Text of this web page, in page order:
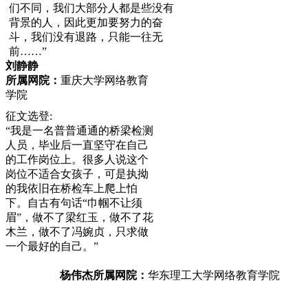
们不同，我们大部分人都是些没有
背景的人，因此更加要努力的奋
斗，我们没有退路，只能一往无
前……”
刘静静
所属网院： 重庆大学网络教育
学院
征文选登:
“我是一名普普通通的桥梁检测
人员，毕业后一直坚守在自己
的工作岗位上。很多人说这个
岗位不适合女孩子，可是执拗
的我依旧在桥检车上爬上怕
下。自古有句话“巾帼不让须
眉”，做不了梁红玉，做不了花
木兰，做不了冯婉贞，只求做
一个最好的自己。”
杨伟杰所属网院： 华东理工大学网络教育学院